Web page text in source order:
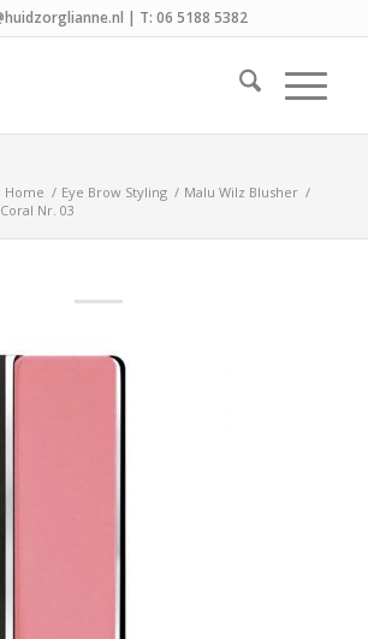
| T: 06 5188 5382
Home / Eye Brow Styling / Malu Wilz Blusher /
Nr. 03